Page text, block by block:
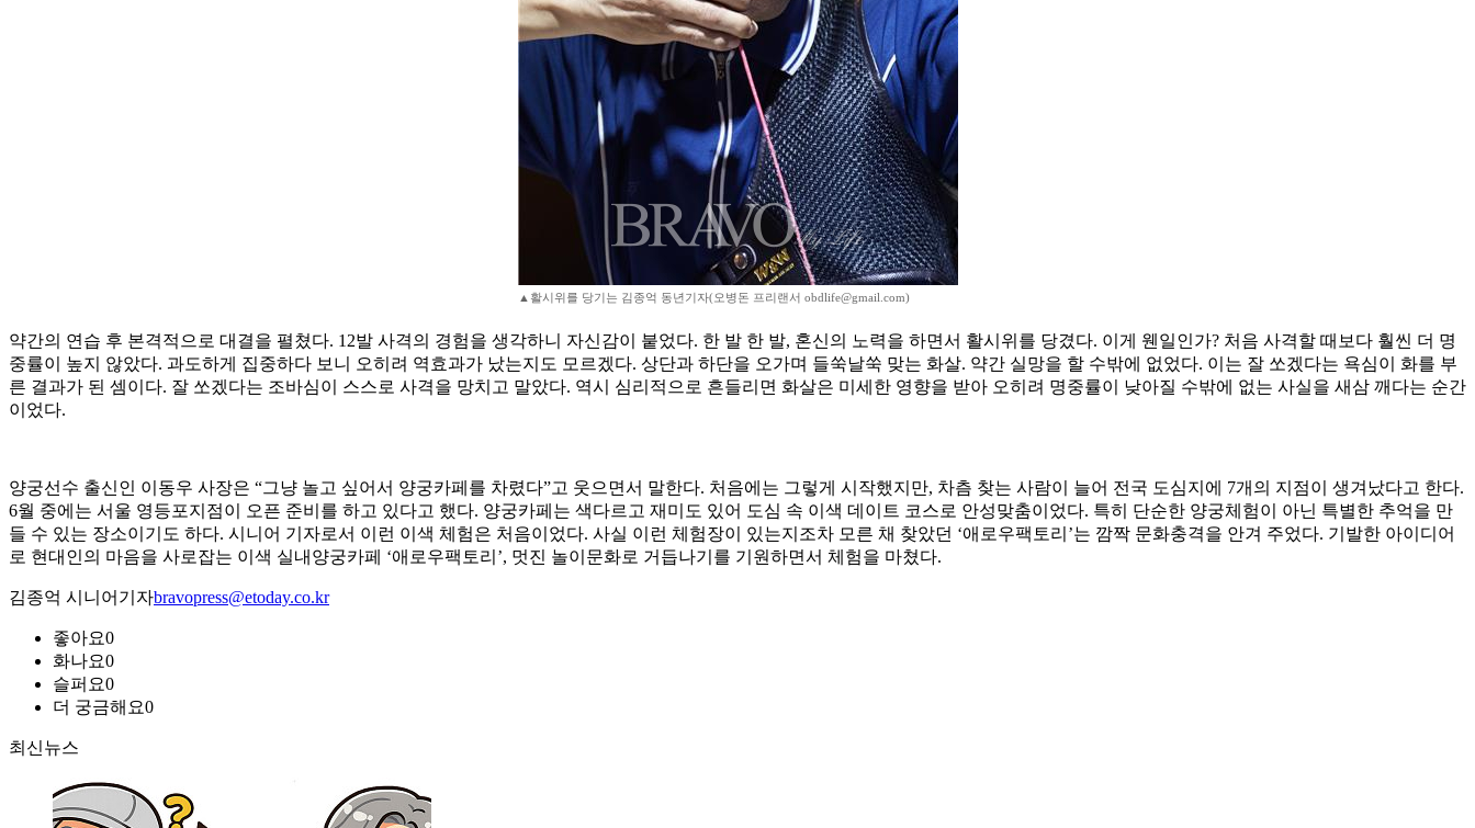
▲활시위를 당기는 김종억 동년기자(오병돈 프리랜서 obdlife@gmail.com)
약간의 연습 후 본격적으로 대결을 펼쳤다. 12발 사격의 경험을 생각하니 자신감이 붙었다. 한 발 한 발, 혼신의 노력을 하면서 활시위를 당겼다. 이게 웬일인가? 처음 사격할 때보다 훨씬 더 명
중률이 높지 않았다. 과도하게 집중하다 보니 오히려 역효과가 났는지도 모르겠다. 상단과 하단을 오가며 들쑥날쑥 맞는 화살. 약간 실망을 할 수밖에 없었다. 이는 잘 쏘겠다는 욕심이 화를 부
른 결과가 된 셈이다. 잘 쏘겠다는 조바심이 스스로 사격을 망치고 말았다. 역시 심리적으로 흔들리면 화살은 미세한 영향을 받아 오히려 명중률이 낮아질 수밖에 없는 사실을 새삼 깨다는 순간
이었다.
양궁선수 출신인 이동우 사장은 “그냥 놀고 싶어서 양궁카페를 차렸다”고 웃으면서 말한다. 처음에는 그렇게 시작했지만, 차츰 찾는 사람이 늘어 전국 도심지에 7개의 지점이 생겨났다고 한다.
6월 중에는 서울 영등포지점이 오픈 준비를 하고 있다고 했다. 양궁카페는 색다르고 재미도 있어 도심 속 이색 데이트 코스로 안성맞춤이었다. 특히 단순한 양궁체험이 아닌 특별한 추억을 만
들 수 있는 장소이기도 하다. 시니어 기자로서 이런 이색 체험은 처음이었다. 사실 이런 체험장이 있는지조차 모른 채 찾았던 ‘애로우팩토리’는 깜짝 문화충격을 안겨 주었다. 기발한 아이디어
로 현대인의 마음을 사로잡는 이색 실내양궁카페 ‘애로우팩토리’, 멋진 놀이문화로 거듭나기를 기원하면서 체험을 마쳤다.
김종억 시니어기자bravopress@etoday.co.kr
좋아요0
화나요0
슬퍼요0
더 궁금해요0
최신뉴스